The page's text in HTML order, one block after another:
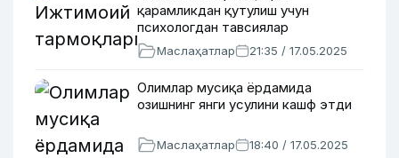
қарамликдан қутулиш учун
психологдан тавсиялар
Маслаҳатлар 21:35 / 17.05.2025
Олимлар мусиқа ёрдамида
озишнинг янги усулини кашф этди
Маслаҳатлар 18:40 / 17.05.2025